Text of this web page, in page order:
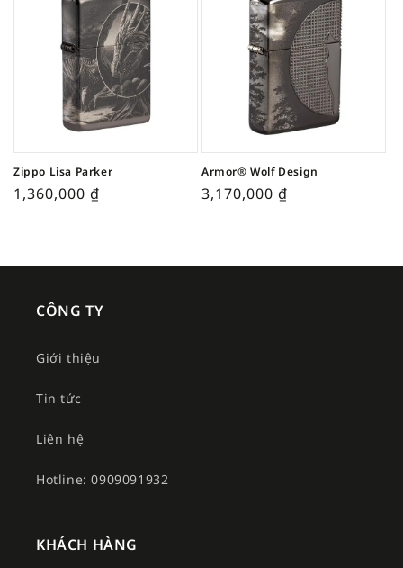
Zippo Lisa Parker
1,360,000 ₫
Armor® Wolf Design
3,170,000 ₫
CÔNG TY
Giới thiệu
Tin tức
Liên hệ
Hotline: 0909091932
KHÁCH HÀNG